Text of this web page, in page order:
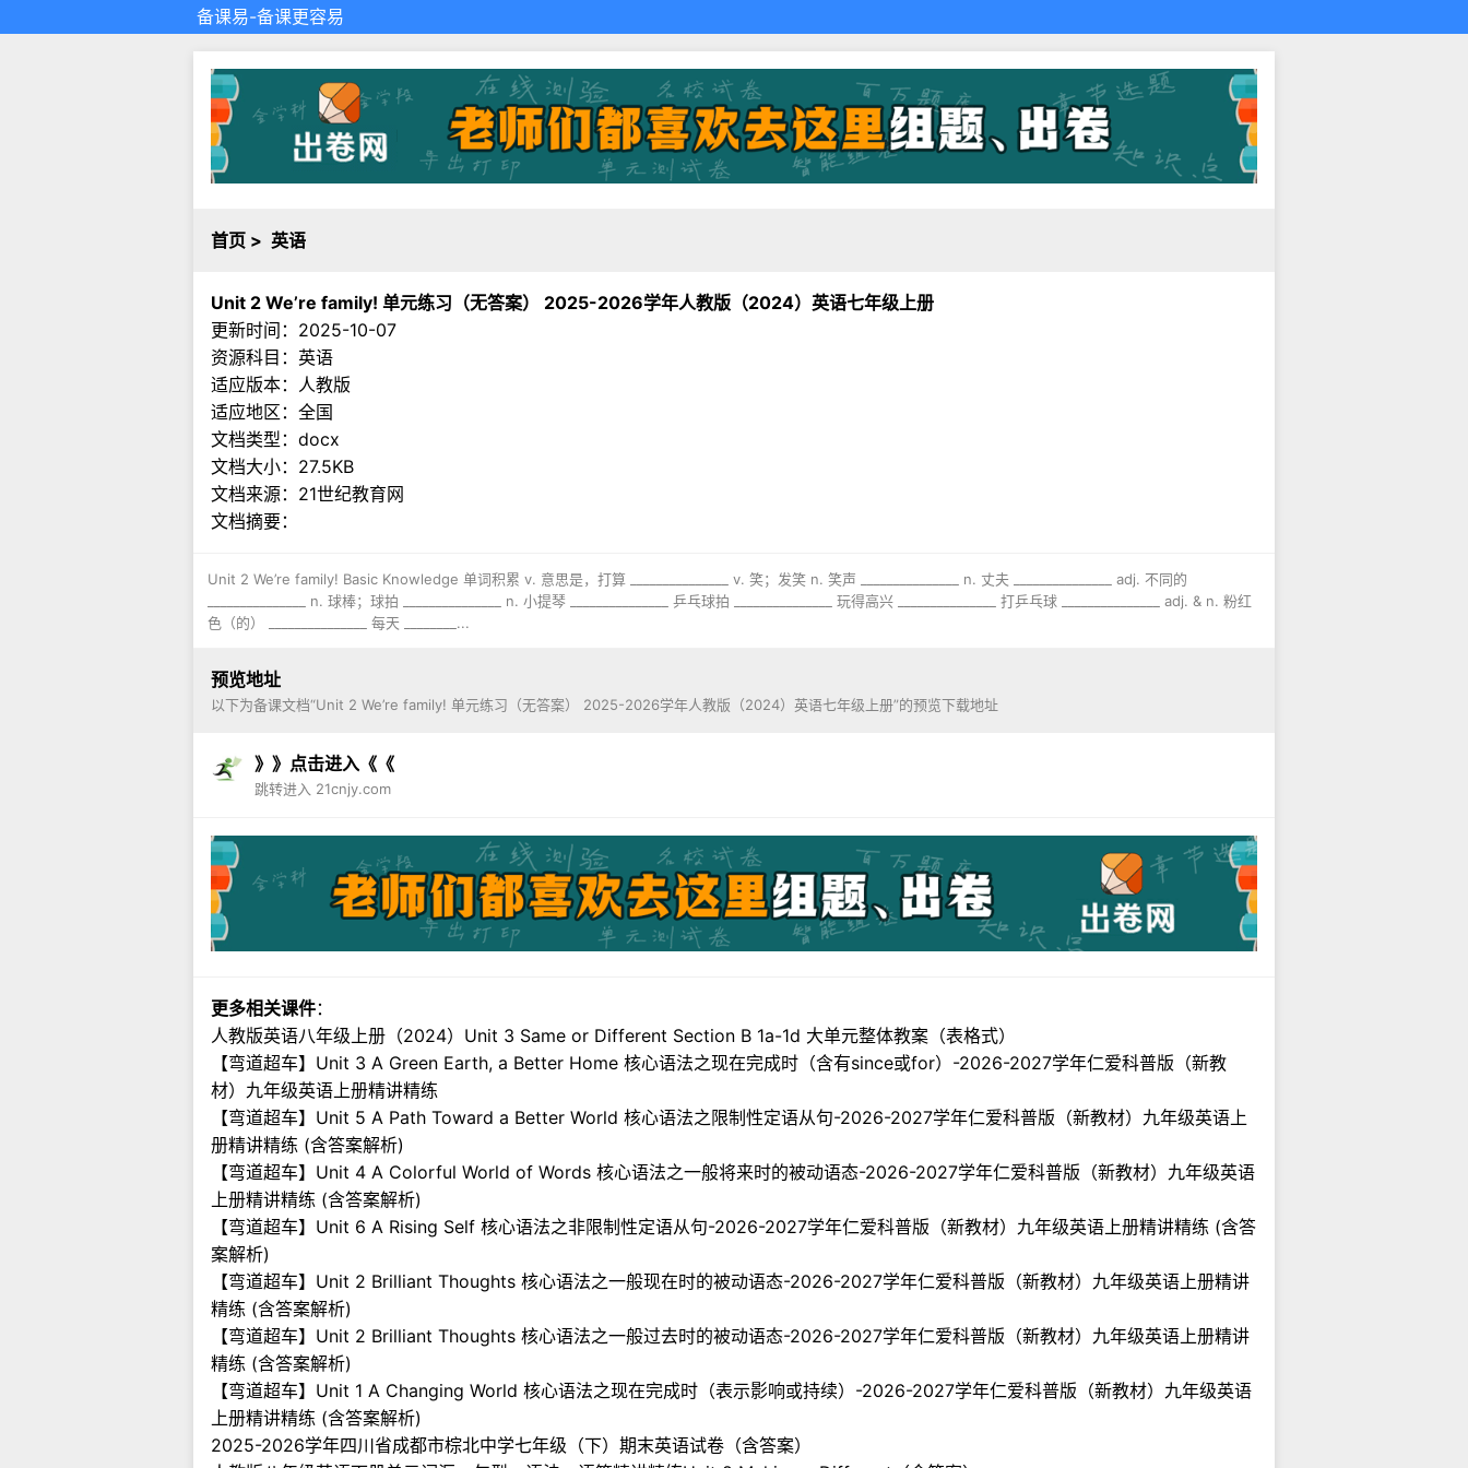
备课易-备课更容易
首页 > 英语
Unit 2 We’re family! 单元练习（无答案） 2025-2026学年人教版（2024）英语七年级上册
更新时间：2025-10-07
资源科目：英语
适应版本：人教版
适应地区：全国
文档类型：docx
文档大小：27.5KB
文档来源： 21世纪教育网
文档摘要：
Unit 2 We’re family! Basic Knowledge 单词积累 v. 意思是，打算 _______________ v. 笑；发笑 n. 笑声 _______________ n. 丈夫 _______________ adj. 不同的
_______________ n. 球棒；球拍 _______________ n. 小提琴 _______________ 乒乓球拍 _______________ 玩得高兴 _______________ 打乒乓球 _______________ adj. & n. 粉红
色（的） _______________ 每天 ________...
预览地址
以下为备课文档“Unit 2 We’re family! 单元练习（无答案） 2025-2026学年人教版（2024）英语七年级上册”的预览下载地址
》》点击进入《《
跳转进入 21cnjy.com
更多相关课件：
人教版英语八年级上册（2024）Unit 3 Same or Different Section B 1a-1d 大单元整体教案（表格式）
【弯道超车】Unit 3 A Green Earth, a Better Home 核心语法之现在完成时（含有since或for）-2026-2027学年仁爱科普版（新教
材）九年级英语上册精讲精练
【弯道超车】Unit 5 A Path Toward a Better World 核心语法之限制性定语从句-2026-2027学年仁爱科普版（新教材）九年级英语上
册精讲精练 (含答案解析)
【弯道超车】Unit 4 A Colorful World of Words 核心语法之一般将来时的被动语态-2026-2027学年仁爱科普版（新教材）九年级英语
上册精讲精练 (含答案解析)
【弯道超车】Unit 6 A Rising Self 核心语法之非限制性定语从句-2026-2027学年仁爱科普版（新教材）九年级英语上册精讲精练 (含答
案解析)
【弯道超车】Unit 2 Brilliant Thoughts 核心语法之一般现在时的被动语态-2026-2027学年仁爱科普版（新教材）九年级英语上册精讲
精练 (含答案解析)
【弯道超车】Unit 2 Brilliant Thoughts 核心语法之一般过去时的被动语态-2026-2027学年仁爱科普版（新教材）九年级英语上册精讲
精练 (含答案解析)
【弯道超车】Unit 1 A Changing World 核心语法之现在完成时（表示影响或持续）-2026-2027学年仁爱科普版（新教材）九年级英语
上册精讲精练 (含答案解析)
2025-2026学年四川省成都市棕北中学七年级（下）期末英语试卷（含答案）